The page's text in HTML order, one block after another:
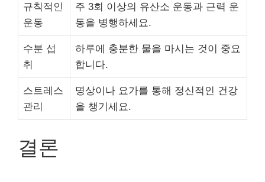
규칙적인
운동
주 3회 이상의 유산소 운동과 근력 운
동을 병행하세요.
수분 섭
취
하루에 충분한 물을 마시는 것이 중요
합니다.
스트레스
관리
명상이나 요가를 통해 정신적인 건강
을 챙기세요.
결론